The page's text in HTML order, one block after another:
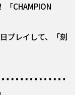
「CHAMPION
プレイして、「刻